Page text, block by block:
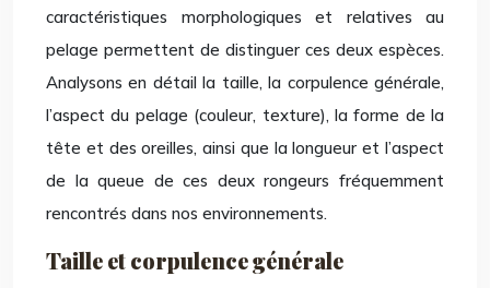
caractéristiques morphologiques et relatives au
pelage permettent de distinguer ces deux espèces.
Analysons en détail la taille, la corpulence générale,
l’aspect du pelage (couleur, texture), la forme de la
tête et des oreilles, ainsi que la longueur et l’aspect
de la queue de ces deux rongeurs fréquemment
rencontrés dans nos environnements.
Taille et corpulence générale